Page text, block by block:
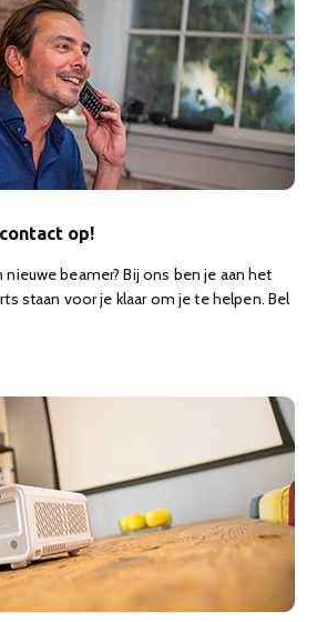
op!
beamer? Bij ons ben je aan het
staan voor je klaar om je te helpen. Bel